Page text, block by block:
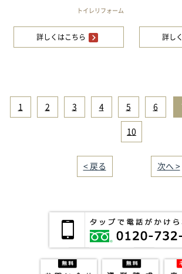
トイレリフォーム
詳しくはこちら 詳し
1 2 3 4 5 6
10
< 戻る 次へ >